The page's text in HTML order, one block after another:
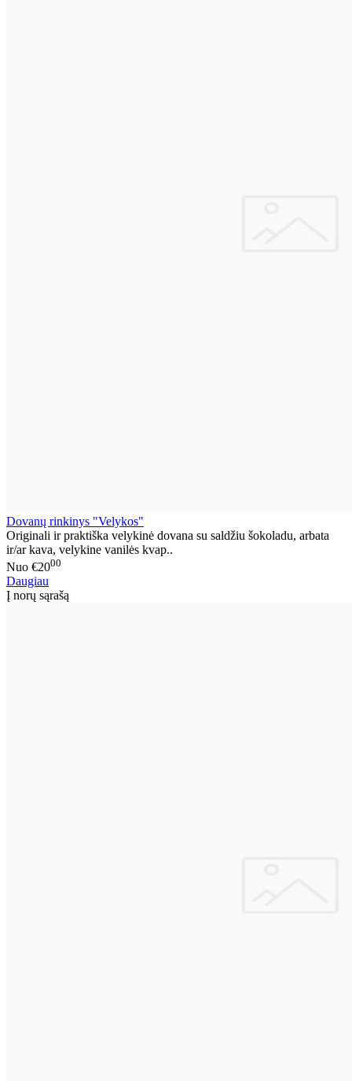
Dovanų rinkinys "Velykos"
Originali ir praktiška velykinė dovana su saldžiu šokoladu, arbata
ir/ar kava, velykine vanilės kvap..
Nuo €2000
Daugiau
Į norų sąrašą